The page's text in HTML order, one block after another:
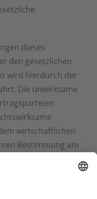
dieses
den gesetzlichen
wird hierdurch der
Die unwirksame
wirtschaftlichen
Bestimmung am
Regelung gilt